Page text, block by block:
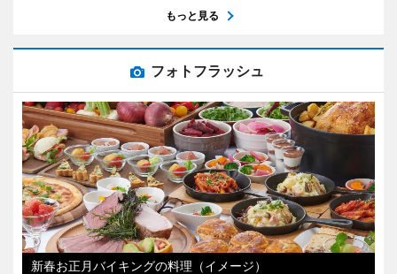
もっと見る
フォトフラッシュ
新春お正月バイキングの料理（イメージ）